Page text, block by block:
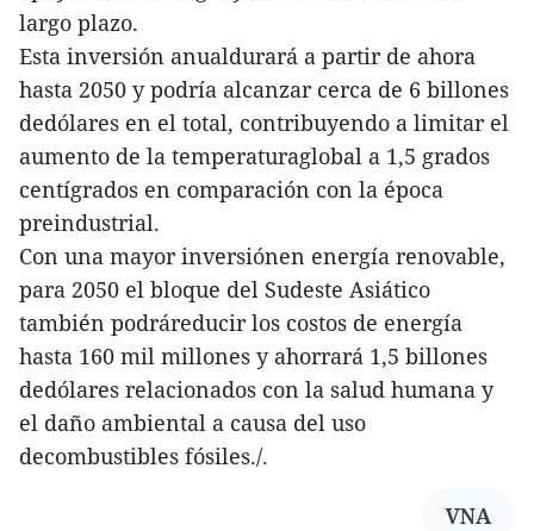
largo plazo.
Esta inversión anualdurará a partir de ahora
hasta 2050 y podría alcanzar cerca de 6 billones
dedólares en el total, contribuyendo a limitar el
aumento de la temperaturaglobal a 1,5 grados
centígrados en comparación con la época
preindustrial.
Con una mayor inversiónen energía renovable,
para 2050 el bloque del Sudeste Asiático
también podráreducir los costos de energía
hasta 160 mil millones y ahorrará 1,5 billones
dedólares relacionados con la salud humana y
el daño ambiental a causa del uso
decombustibles fósiles./.
VNA